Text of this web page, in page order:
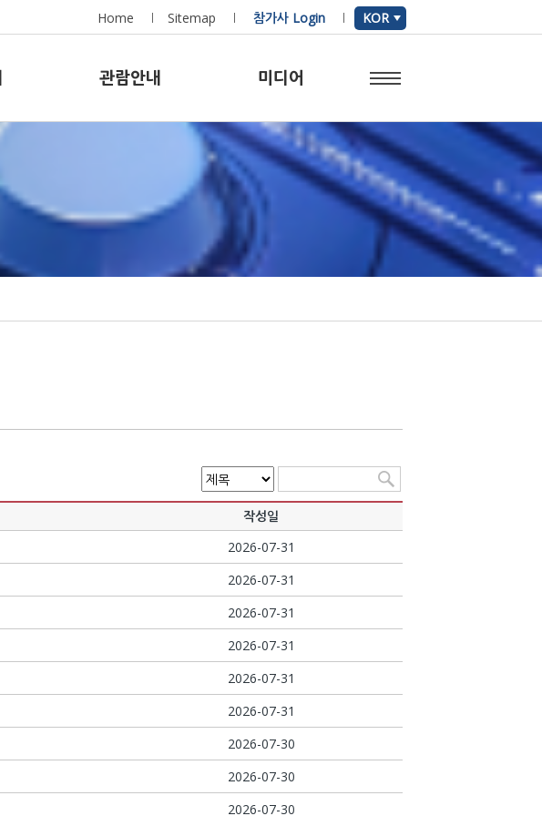
Home Sitemap 참가사 Login KOR
관람안내 미디어
작성일
2026-07-31
2026-07-31
2026-07-31
2026-07-31
2026-07-31
2026-07-31
2026-07-30
2026-07-30
2026-07-30